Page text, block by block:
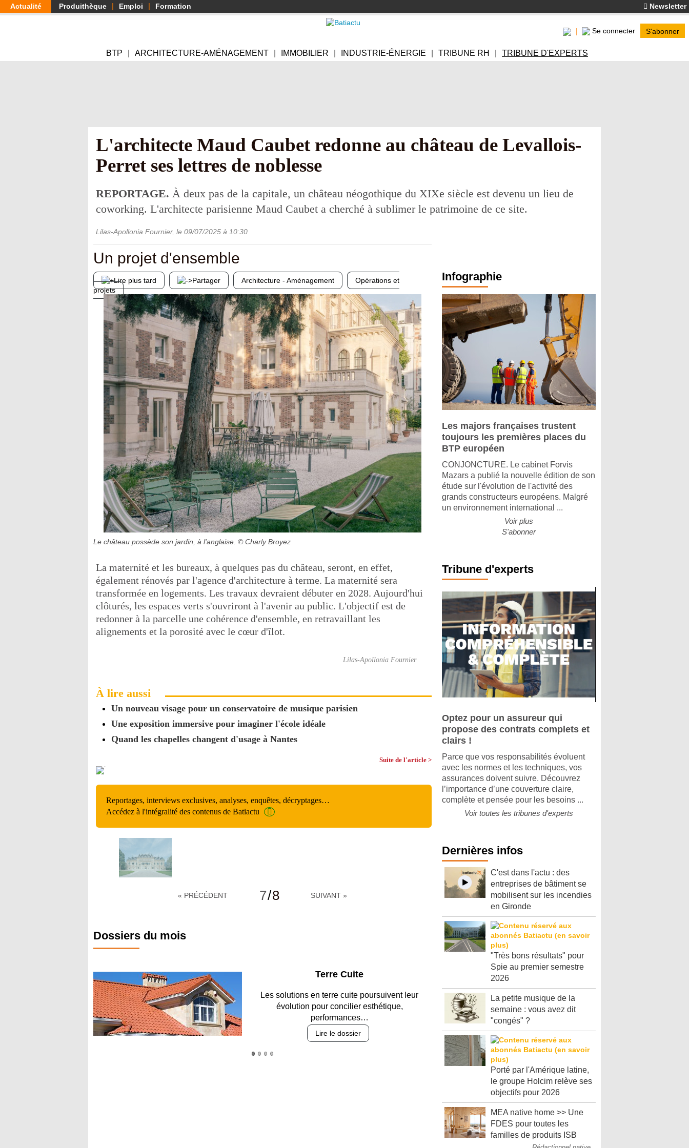
Aller
au
Actualité Produithèque Emploi Formation Newsletter
Se connecter S'abonner
BTP ARCHITECTURE-AMÉNAGEMENT IMMOBILIER INDUSTRIE-ÉNERGIE TRIBUNE RH TRIBUNE D'EXPERTS
L'architecte Maud Caubet redonne au château de Levallois-
Perret ses lettres de noblesse
REPORTAGE. À deux pas de la capitale, un château néogothique du XIXe siècle est devenu un lieu de
coworking. L'architecte parisienne Maud Caubet a cherché à sublimer le patrimoine de ce site.
Lilas-Apollonia Fournier, le 09/07/2025 à 10:30
Un projet d'ensemble
Lire plus tard Partager Architecture - Aménagement
Opérations et
projets
Le château possède son jardin, à l'anglaise. © Charly Broyez
La maternité et les bureaux, à quelques pas du château, seront, en effet,
également rénovés par l'agence d'architecture à terme. La maternité sera
transformée en logements. Les travaux devraient débuter en 2028. Aujourd'hui
clôturés, les espaces verts s'ouvriront à l'avenir au public. L'objectif est de
redonner à la parcelle une cohérence d'ensemble, en retravaillant les
alignements et la porosité avec le cœur d'îlot.
Lilas-Apollonia Fournier
À lire aussi
Un nouveau visage pour un conservatoire de musique parisien
Une exposition immersive pour imaginer l'école idéale
Quand les chapelles changent d'usage à Nantes
Suite de l'article >
Reportages, interviews exclusives, analyses, enquêtes, décryptages…
Accédez à l'intégralité des contenus de Batiactu
« PRÉCÉDENT 7/8 SUIVANT »
Dossiers du mois
Parking et garages
Entre circulation, sécurisation des accès, durabilité
des revêtements et intégration…
Lire le dossier
Infographie
Les majors françaises trustent
toujours les premières places du
BTP européen
CONJONCTURE. Le cabinet Forvis
Mazars a publié la nouvelle édition de son
étude sur l'évolution de l'activité des
grands constructeurs européens. Malgré
un environnement international ...
Voir plus
S'abonner
Tribune d'experts
Optez pour un assureur qui
propose des contrats complets et
clairs !
Parce que vos responsabilités évoluent
avec les normes et les techniques, vos
assurances doivent suivre. Découvrez
l’importance d’une couverture claire,
complète et pensée pour les besoins ...
Voir toutes les tribunes d'experts
Dernières infos
C'est dans l'actu : des
entreprises de bâtiment se
mobilisent sur les incendies
en Gironde
"Très bons résultats" pour
Spie au premier semestre
2026
La petite musique de la
semaine : vous avez dit
"congés" ?
Porté par l'Amérique latine,
le groupe Holcim relève ses
objectifs pour 2026
MEA native home >> Une
FDES pour toutes les
familles de produits ISB